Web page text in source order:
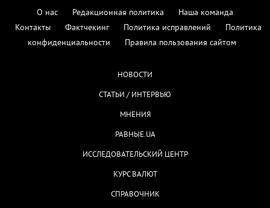
О нас Редакционная политика
Наша команда
Контакты
Фактчекинг Политика исправлений
Политика
конфиденциальности
Правила пользования сайтом
НОВОСТИ
СТАТЬИ / ИНТЕРВЬЮ
МНЕНИЯ
РАВНЫЕ.UA
ИССЛЕДОВАТЕЛЬСКИЙ ЦЕНТР
КУРС ВАЛЮТ
СПРАВОЧНИК